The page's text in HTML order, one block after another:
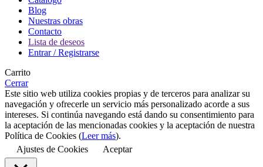
Blog
Nuestras obras
Contacto
Lista de deseos
Entrar / Registrarse
Carrito
Cerrar
Este sitio web utiliza cookies propias y de terceros para analizar su
navegación y ofrecerle un servicio más personalizado acorde a sus
intereses. Si continúa navegando está dando su consentimiento para
la aceptación de las mencionadas cookies y la aceptación de nuestra
Política de Cookies (Leer más).
Ajustes de Cookies
Aceptar